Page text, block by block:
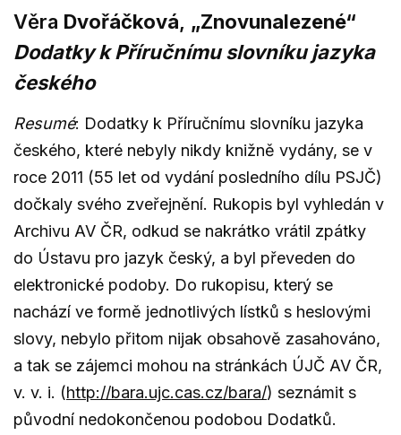
Věra Dvořáčková, „Znovunalezené“
Dodatky k Příručnímu slovníku jazyka
českého
Resumé: Dodatky k Příručnímu slovníku jazyka
českého, které nebyly nikdy knižně vydány, se v
roce 2011 (55 let od vydání posledního dílu PSJČ)
dočkaly svého zveřejnění. Rukopis byl vyhledán v
Archivu AV ČR, odkud se nakrátko vrátil zpátky
do Ústavu pro jazyk český, a byl převeden do
elektronické podoby. Do rukopisu, který se
nachází ve formě jednotlivých lístků s heslovými
slovy, nebylo přitom nijak obsahově zasahováno,
a tak se zájemci mohou na stránkách ÚJČ AV ČR,
v. v. i. (http://bara.ujc.cas.cz/bara/) seznámit s
původní nedokončenou podobou Dodatků.